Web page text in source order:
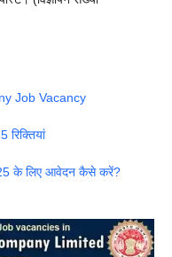
Job Vacancy
के लिए आवेदन कैसे करें?